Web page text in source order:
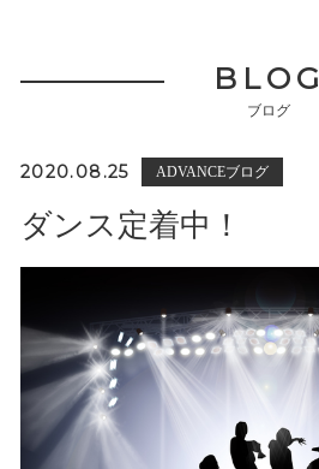
BLOG
ブログ
2020.08.25 ADVANCEブログ
ダンス定着中！